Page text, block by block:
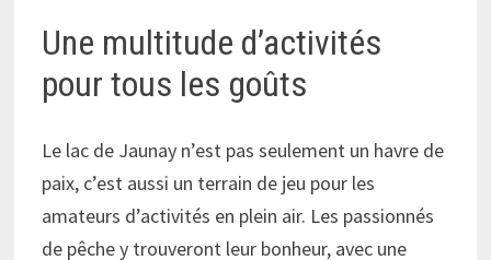
Une multitude d’activités
pour tous les goûts
Le lac de Jaunay n’est pas seulement un havre de
paix, c’est aussi un terrain de jeu pour les
amateurs d’activités en plein air. Les passionnés
de pêche y trouveront leur bonheur, avec une